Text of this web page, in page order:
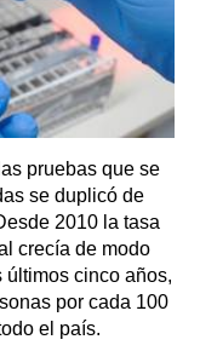
pruebas que se
se duplicó de
2010 la tasa
crecía de modo
últimos cinco años,
por cada 100
el país.